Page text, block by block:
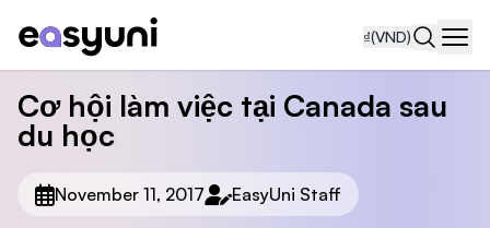
₫(VND)
Cơ hội làm việc tại Canada sau
du học
November 11, 2017 EasyUni Staff